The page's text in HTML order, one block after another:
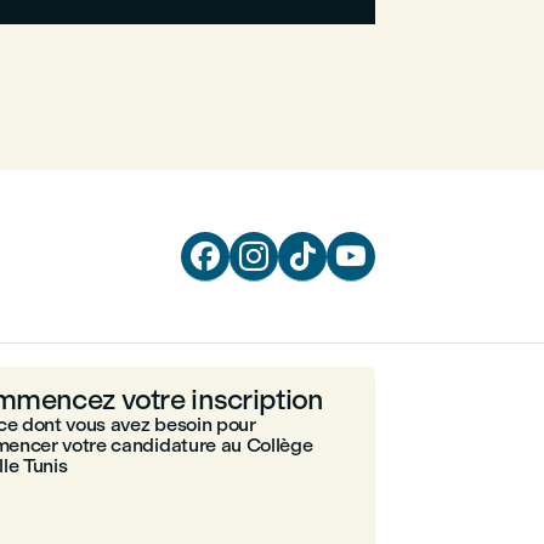
   
votre inscription
dont vous avez besoin pour
votre candidature au Collège
Tunis